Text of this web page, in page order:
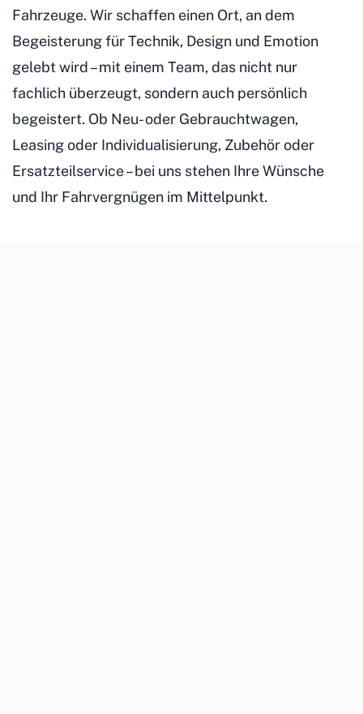
Fahrzeuge. Wir schaffen einen Ort, an dem
Begeisterung für Technik, Design und Emotion
gelebt wird – mit einem Team, das nicht nur
fachlich überzeugt, sondern auch persönlich
begeistert. Ob Neu- oder Gebrauchtwagen,
Leasing oder Individualisierung, Zubehör oder
Ersatzteilservice – bei uns stehen Ihre Wünsche
und Ihr Fahrvergnügen im Mittelpunkt.